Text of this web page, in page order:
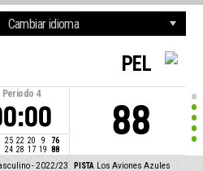
Periodo 4
25 22 20 9
76
24 28 17 19 88
PEL
88
- 2022/23 PISTA
Los Aviones Azules